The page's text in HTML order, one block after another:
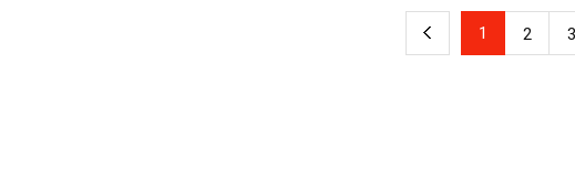
目扩展的效果在近期业绩中有所体现。
润为1227亿韩元，分别比上季度增长
学的医科大学设立奠定基础。”并指出：“
的空白，实现地区完整的医疗体系。”此外
对全国河流、湖泊及工厂废水中获取的35
团队自今年1月起，经过约6个月的时间分
新型噬菌体。研究结果显示，艾3676P能够
上 1 2 3